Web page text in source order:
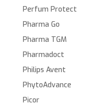
Perfum Protect
Pharma Go
Pharma TGM
Pharmadoct
Philips Avent
PhytoAdvance
Picor